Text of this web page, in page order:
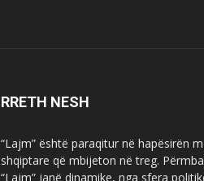
RRETH NESH
“Lajm” është paraqitur në hapësirën
shqiptare që mbijeton në treg.
“Lajm” janë dinamike, nga sfera